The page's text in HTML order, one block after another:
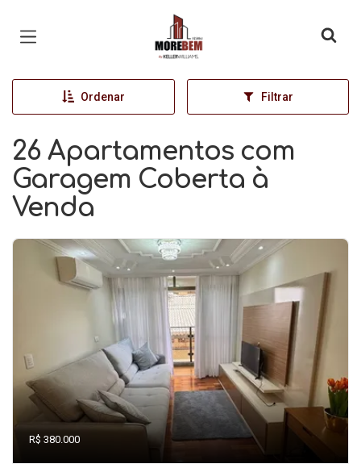
Página inicial
Ordenar Filtrar
26 Apartamentos com
Garagem Coberta à
Venda
R$ 380.000